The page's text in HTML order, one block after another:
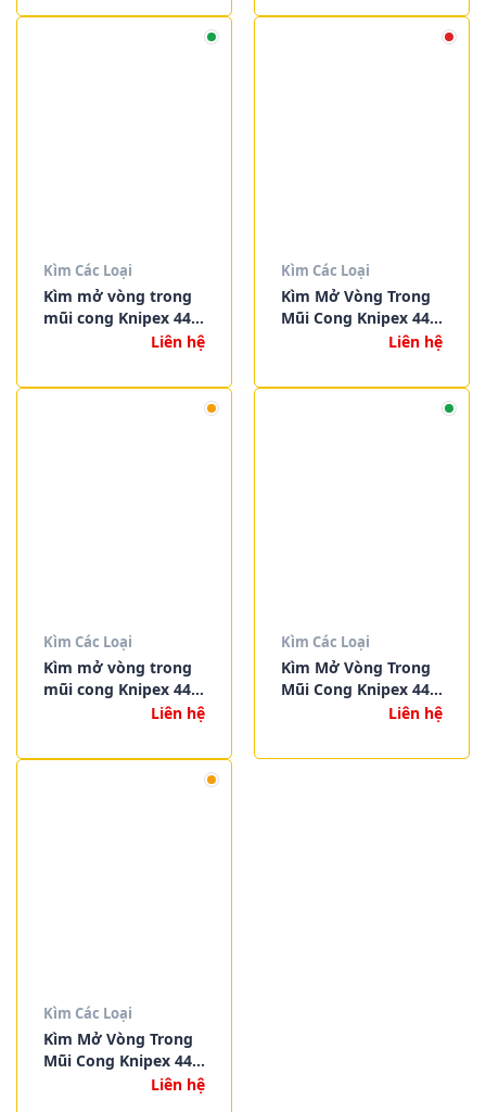
hãng, thao tác chuẩn
Kìm Các Loại
Kìm mở vòng trong
mũi cong Knipex 44
Liên hệ
Kìm Các Loại
Kìm Mở Vòng Trong
Mũi Cong Knipex 44
Liên hệ
Kìm Các Loại
Kìm mở vòng trong
mũi cong Knipex 44
Liên hệ
Kìm Các Loại
Kìm Mở Vòng Trong
Mũi Cong Knipex 44
Liên hệ
Kìm Các Loại
Kìm Mở Vòng Trong
Mũi Cong Knipex 44
Liên hệ